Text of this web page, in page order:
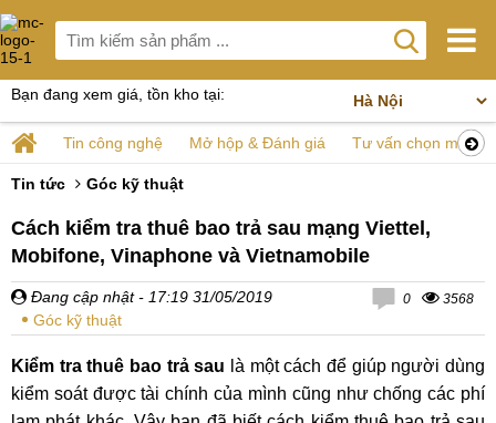
Bạn đang xem giá, tồn kho tại:
Tin công nghệ Mở hộp & Đánh giá Tư vấn chọn mua
Tin tức Góc kỹ thuật
Cách kiểm tra thuê bao trả sau mạng Viettel,
Mobifone, Vinaphone và Vietnamobile
Đang cập nhật - 17:19 31/05/2019
Góc kỹ thuật
0 3568
Kiểm tra thuê bao trả sau là một cách để giúp người dùng
kiểm soát được tài chính của mình cũng như chống các phí